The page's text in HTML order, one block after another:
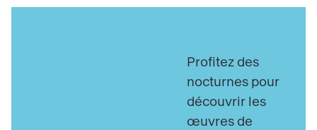
Profitez des
nocturnes pour
découvrir les
œuvres de